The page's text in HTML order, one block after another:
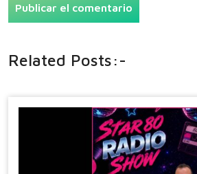
Related Posts:-